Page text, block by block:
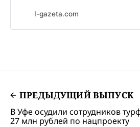
I-gazeta.com
ПРЕДЫДУЩИЙ ВЫПУСК
В Уфе осудили сотрудников
27 млн рублей по нацпроекту